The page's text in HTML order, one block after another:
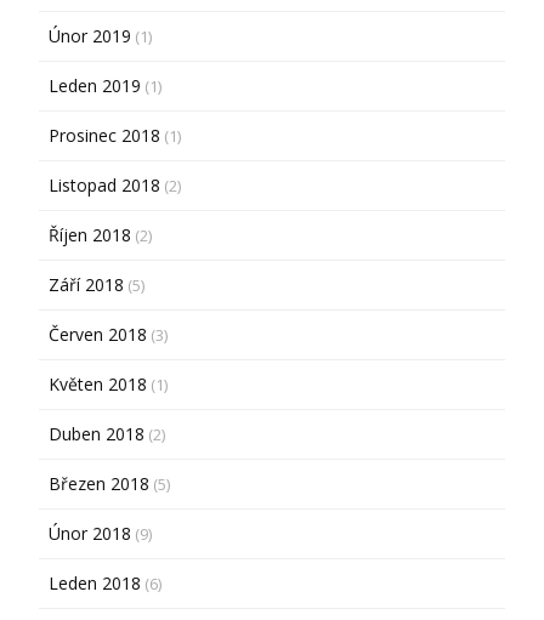
Únor 2019 (1)
Leden 2019 (1)
Prosinec 2018 (1)
Listopad 2018 (2)
Říjen 2018 (2)
Září 2018 (5)
Červen 2018 (3)
Květen 2018 (1)
Duben 2018 (2)
Březen 2018 (5)
Únor 2018 (9)
Leden 2018 (6)